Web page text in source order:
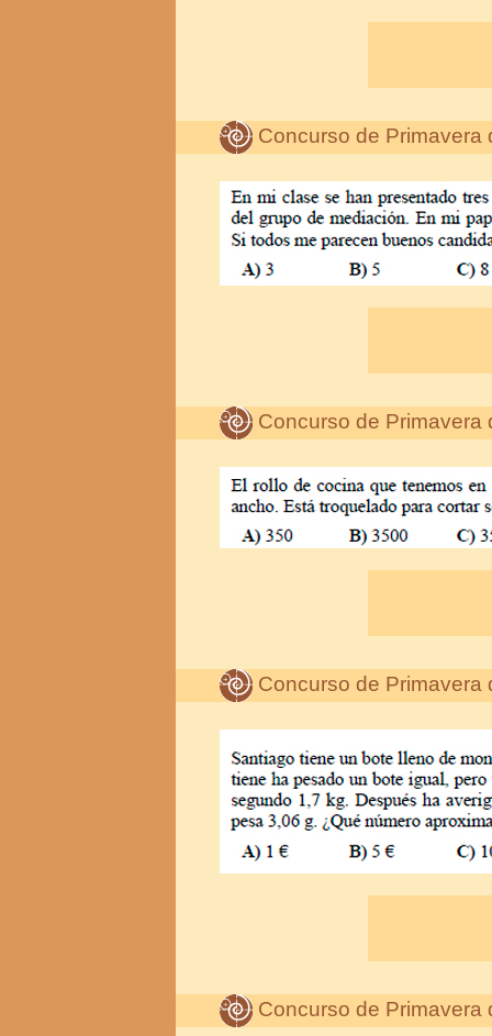
Concurso de Primavera
Concurso de Primavera
Concurso de Primavera
Concurso de Primavera